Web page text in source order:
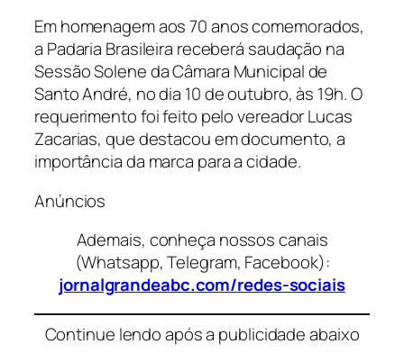
Em homenagem aos 70 anos comemorados,
a Padaria Brasileira receberá saudação na
Sessão Solene da Câmara Municipal de
Santo André, no dia 10 de outubro, às 19h. O
requerimento foi feito pelo vereador Lucas
Zacarias, que destacou em documento, a
importância da marca para a cidade.
Anúncios
Ademais, conheça nossos canais
(Whatsapp, Telegram, Facebook):
jornalgrandeabc.com/redes-sociais
Continue lendo após a publicidade abaixo